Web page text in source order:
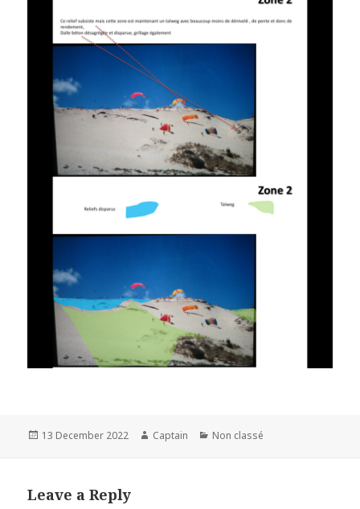
Posted
13 December 2022 Author
Captain Categories
Non classé
Leave a Reply